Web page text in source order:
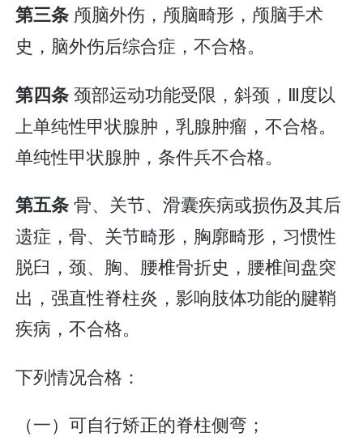
第三条 颅脑外伤，颅脑畸形，颅脑手术
史，脑外伤后综合症，不合格。
第四条颈部运动功能受限，斜颈，Ⅲ度以
上单纯性甲状腺肿，乳腺肿瘤，不合格。
单纯性甲状腺肿，条件兵不合格。
第五条骨、关节、滑囊疾病或损伤及其后
遗症，骨、关节畸形，胸廓畸形，习惯性
脱臼，颈、胸、腰椎骨折史，腰椎间盘突
出，强直性脊柱炎，影响肢体功能的腱鞘
疾病，不合格。
下列情况合格：
（一）可自行矫正的脊柱侧弯；